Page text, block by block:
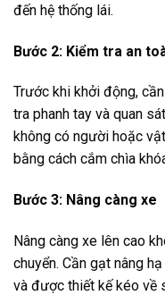
đến hệ thống lái.
Bước 2: Kiểm tra an
Trước khi khởi động,
tra phanh tay và quan
không có người hoặc
bằng cách cắm chìa
Bước 3: Nâng càng xe
Nâng càng xe lên cao
chuyển. Cần gạt nâng
và được thiết kế kéo về